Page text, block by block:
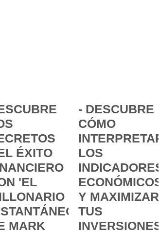
ÉXITO
'EL
MARK
- DESCUBRE
CÓMO
INTERPRETAR
LOS
INDICADORES
ECONÓMICOS
Y MAXIMIZAR
TUS
INVERSIONES